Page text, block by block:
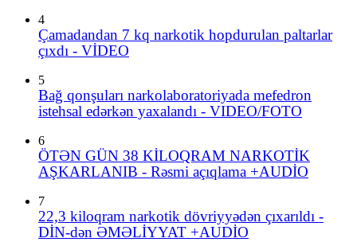
4
Çamadandan 7 kq narkotik hopdurulan paltarlar
çıxdı - VİDEO
5
Bağ qonşuları narkolaboratoriyada mefedron
istehsal edərkən yaxalandı - VIDEO/FOTO
6
ÖTƏN GÜN 38 KİLOQRAM NARKOTİK
AŞKARLANIB - Rəsmi açıqlama +AUDİO
7
22,3 kiloqram narkotik dövriyyədən çıxarıldı -
DİN-dən ƏMƏLİYYAT +AUDİO